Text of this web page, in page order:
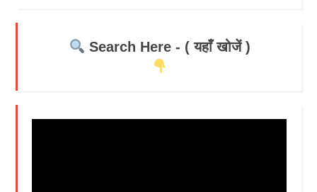
Search Here - ( यहाँ खोजें )